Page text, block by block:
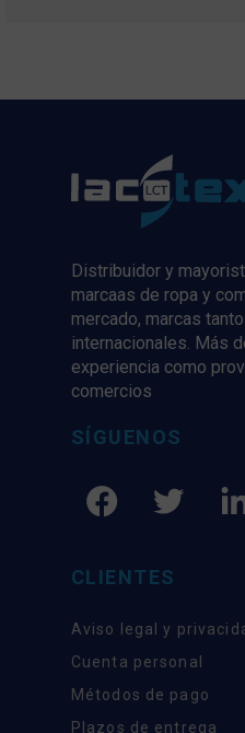
Distribuidor y
marcaas de ropa y
mercado, marcas
internacionales. Más
experiencia como
comercios
SÍGUENOS
CLIENTES
Aviso legal y
Cuenta personal
Métodos de pago
Plazos de entrega